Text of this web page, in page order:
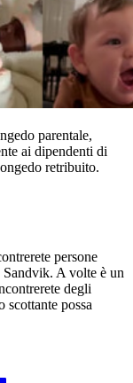
parentale,
ai dipendenti di
retribuito.
persone
A volte è un
degli
scottante possa